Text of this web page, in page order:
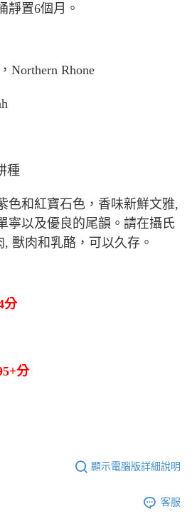
靜置6個月。
， Northern Rhone
種
色和紅寶石色，香味新鮮文雅,
寧以及優良的尾韻。請在攝氏
, 獸肉和乳酪，可以久存。
分
分
顯示電腦版詳細說明
客服